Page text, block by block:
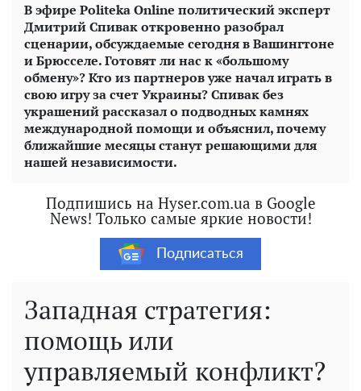
В эфире Politeka Online политический эксперт
Дмитрий Спивак откровенно разобрал
сценарии, обсуждаемые сегодня в Вашингтоне
и Брюсселе. Готовят ли нас к «большому
обмену»? Кто из партнеров уже начал играть в
свою игру за счет Украины? Спивак без
украшений рассказал о подводных камнях
международной помощи и объяснил, почему
ближайшие месяцы станут решающими для
нашей независимости.
Подпишись на Hyser.com.ua в Google
News! Только самые яркие новости!
Подписаться
Западная стратегия:
помощь или
управляемый конфликт?